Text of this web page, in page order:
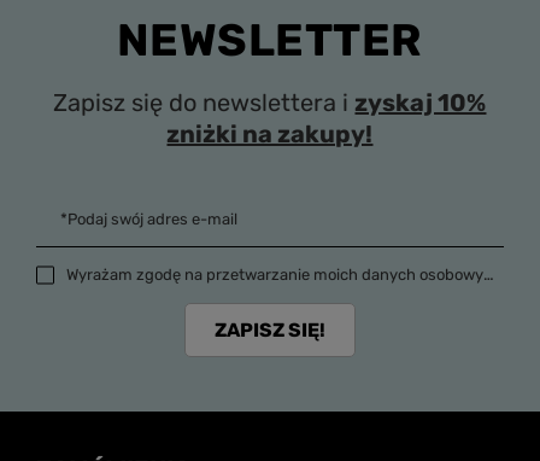
NEWSLETTER
Zapisz się do newslettera i zyskaj 10%
zniżki na zakupy!
*Podaj swój adres e-mail
Wyrażam zgodę na przetwarzanie moich danych osobowych (adres e-mail) na potrzeby wysyłki newslettera z informacją handlową (marketing). Więcej w
ZAPISZ SIĘ!